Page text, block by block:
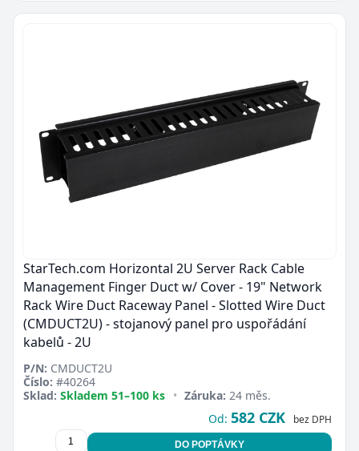
StarTech.com Horizontal 2U Server Rack Cable
Management Finger Duct w/ Cover - 19" Network
Rack Wire Duct Raceway Panel - Slotted Wire Duct
(CMDUCT2U) - stojanový panel pro uspořádání
kabelů - 2U
P/N: CMDUCT2U
Číslo: #40264
Sklad: Skladem 51–100 ks • Záruka: 24 měs.
Od: 582 CZK bez DPH
DO POPTÁVKY